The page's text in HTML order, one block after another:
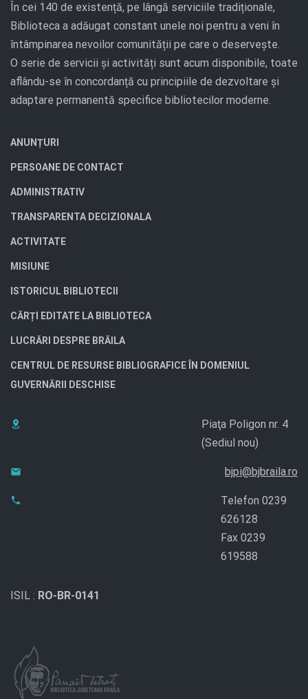
În cei 140 de existență, pe lângă serviciile tradiționale,
Biblioteca a adăugat constant unele noi pentru a veni în
întâmpinarea nevoilor comunității pe care o deservește.
O serie de servicii și activități sunt acum disponibile, toate
aflându-se în concordanță cu principiile de dezvoltare și
adaptare permanentă specifice bibliotecilor moderne.
ANUNȚURI
PERSOANE DE CONTACT
ADMINISTRATIV
TRANSPARENTA DECIZIONALA
ACTIVITATE
MISIUNE
ISTORICUL BIBLIOTECII
CĂRȚI EDITATE LA BIBLIOTECA
LUCRĂRI DESPRE BRĂILA
CENTRUL DE RESURSE BIBLIOGRAFICE ÎN DOMENIUL
GUVERNĂRII DESCHISE
Piaţa Poligon nr. 4
(Sediul nou)
bjpi@bjbraila.ro
Telefon 0239
626128
Fax 0239
619588
ISIL : RO-BR-0141